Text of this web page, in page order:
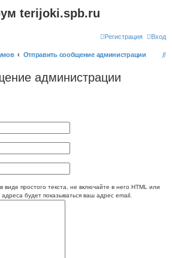
terijoki.spb.ru
Вход
Регистрация
Отправить сообщение администрации
П
администрации
простого текста, не включайте в него HTML или
будет показываться ваш адрес email.